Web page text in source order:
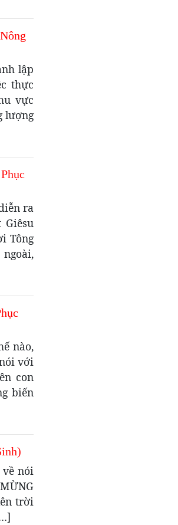
lập
thực
vực
lượng
ra
Tông
nào,
với
con
biến
nói
trời